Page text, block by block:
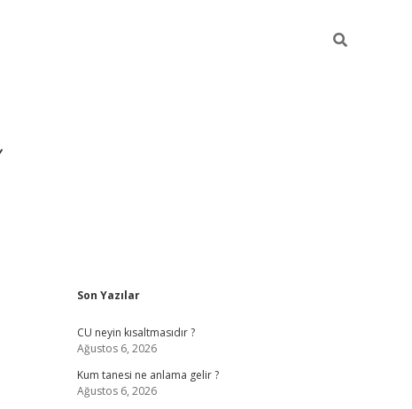
Sidebar
Son Yazılar
CU neyin kısaltmasıdır ?
Ağustos 6, 2026
Kum tanesi ne anlama gelir ?
Ağustos 6, 2026